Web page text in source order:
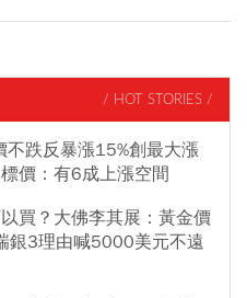
/ HOT STORIES /
不跌反暴漲15%創最大漲
價：有6成上漲空間
買？大佛李其展：黃金價
銀3理由喊5000美元不遠